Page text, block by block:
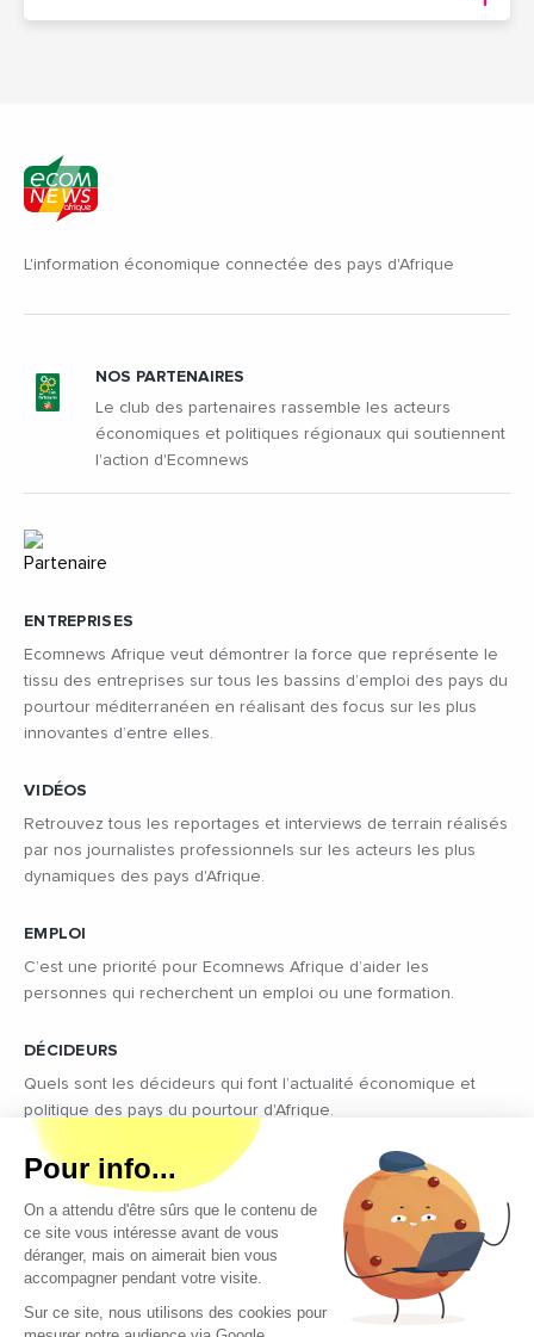
L'information économique connectée des pays d'Afrique
ENTREPRISES
Ecomnews Afrique veut démontrer la force que représente le
tissu des entreprises sur tous les bassins d’emploi des pays du
pourtour méditerranéen en réalisant des focus sur les plus
innovantes d’entre elles.
VIDÉOS
Retrouvez tous les reportages et interviews de terrain réalisés
par nos journalistes professionnels sur les acteurs les plus
dynamiques des pays d'Afrique.
EMPLOI
C’est une priorité pour Ecomnews Afrique d’aider les
personnes qui recherchent un emploi ou une formation.
DÉCIDEURS
Quels sont les décideurs qui font l’actualité économique et
politique des pays du pourtour d'Afrique.
NOS PARTENAIRES
Le club des partenaires rassemble les acteurs
économiques et politiques régionaux qui soutiennent
l'action d'Ecomnews